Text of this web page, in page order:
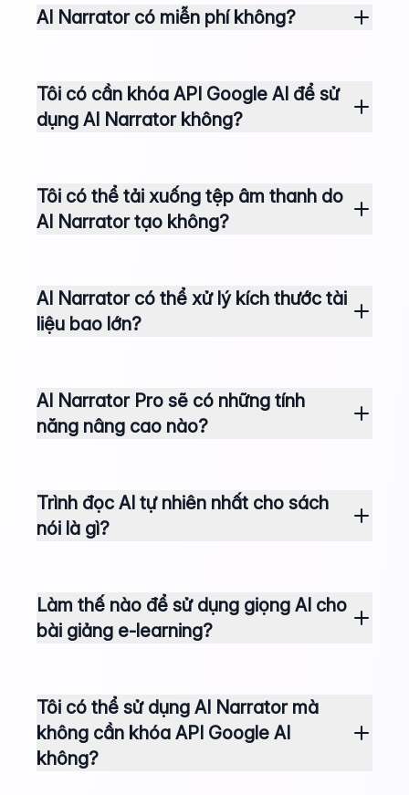
AI Narrator có miễn phí không?
Tôi có cần khóa API Google AI để sử
dụng AI Narrator không?
Tôi có thể tải xuống tệp âm thanh do
AI Narrator tạo không?
AI Narrator có thể xử lý kích thước tài
liệu bao lớn?
AI Narrator Pro sẽ có những tính
năng nâng cao nào?
Trình đọc AI tự nhiên nhất cho sách
nói là gì?
Làm thế nào để sử dụng giọng AI cho
bài giảng e-learning?
Tôi có thể sử dụng AI Narrator mà
không cần khóa API Google AI
không?